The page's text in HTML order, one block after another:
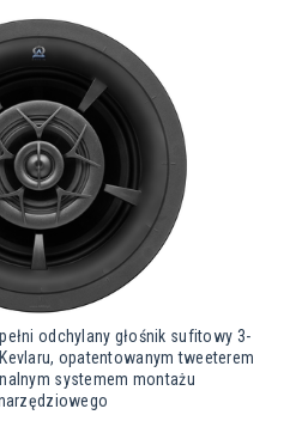
odchylany głośnik sufitowy 3-
opatentowanym tweeterem
systemem montażu